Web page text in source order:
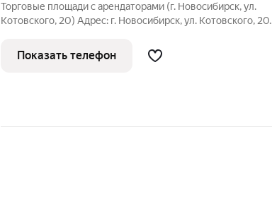
Торговые площади с арендаторами (г. Новосибирск, ул.
Котовского, 20) Адрес: г. Новосибирск, ул. Котовского, 20.
первый этаж жилого дома; арендаторы: сеть «Пятёрочка» 353
кв.м; магазин пива
Показать телефон